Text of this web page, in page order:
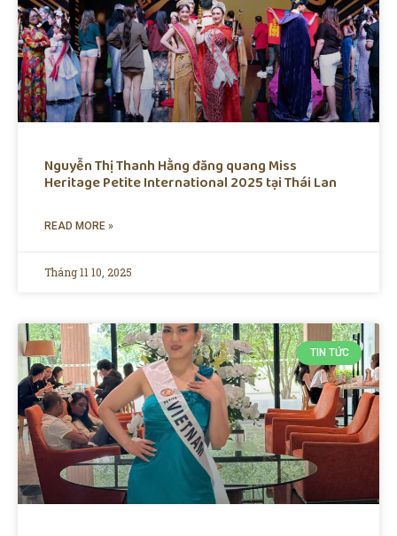
Nguyễn Thị Thanh Hằng đăng quang Miss
Heritage Petite International 2025 tại Thái Lan
READ MORE »
Tháng 11 10, 2025
TIN TỨC